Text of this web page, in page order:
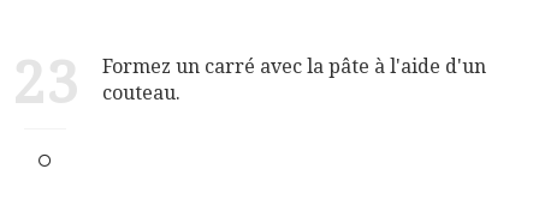
23
Formez un carré avec la pâte à l'aide d'un
couteau.